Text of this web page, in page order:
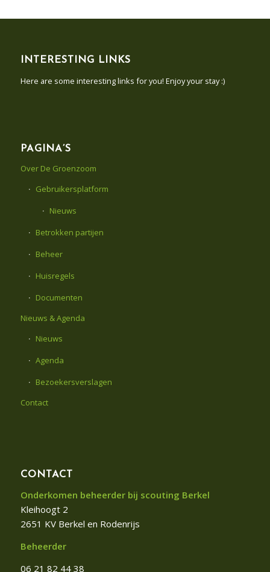
INTERESTING LINKS
Here are some interesting links for you! Enjoy your stay :)
PAGINA’S
Over De Groenzoom
Gebruikersplatform
Nieuws
Betrokken partijen
Beheer
Huisregels
Documenten
Nieuws & Agenda
Nieuws
Agenda
Bezoekersverslagen
Contact
CONTACT
Onderkomen beheerder bij scouting Berkel
Kleihoogt 2
2651 KV Berkel en Rodenrijs
Beheerder
06 21 82 44 38